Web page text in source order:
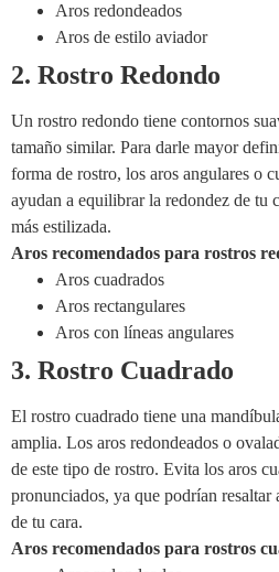
Aros redondeados
Aros de estilo aviador
2. Rostro Redondo
Un rostro redondo tiene contornos
tamaño similar. Para darle mayor
forma de rostro, los aros angulares o
ayudan a equilibrar la redondez de tu
más estilizada.
Aros recomendados para rostros
Aros cuadrados
Aros rectangulares
Aros con líneas angulares
3. Rostro Cuadrado
El rostro cuadrado tiene una
amplia. Los aros redondeados o
de este tipo de rostro. Evita los aros
pronunciados, ya que podrían resaltar
de tu cara.
Aros recomendados para rostros